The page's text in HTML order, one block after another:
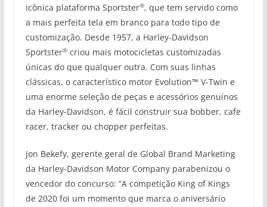
icônica plataforma Sportster®, que tem servido como
a mais perfeita tela em branco para todo tipo de
customização. Desde 1957, a Harley-Davidson
Sportster®criou mais motocicletas customizadas
únicas do que qualquer outra. Com suas linhas
clássicas, o característico motor Evolution™ V-Twin e
uma enorme seleção de peças e acessórios genuínos
da Harley-Davidson, é fácil construir sua bobber, cafe
racer, tracker ou chopper perfeitas.
Jon Bekefy, gerente geral de Global Brand Marketing
da Harley-Davidson Motor Company parabenizou o
vencedor do concurso: “A competição King of Kings
de 2020 foi um momento que marca o aniversário